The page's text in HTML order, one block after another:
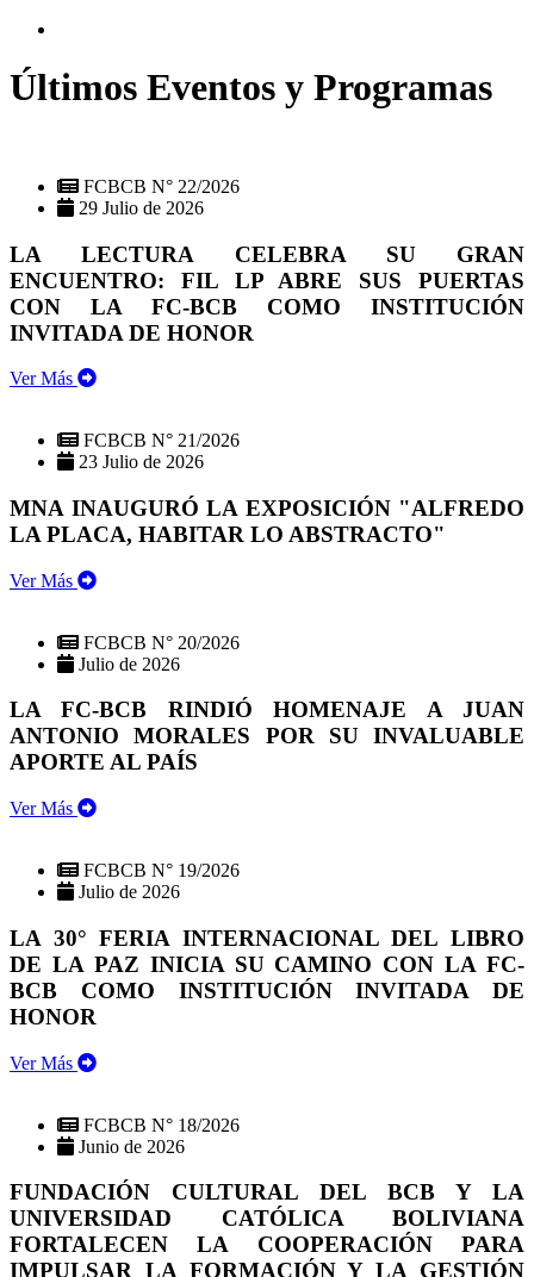
Últimos Eventos y Programas
FCBCB N° 22/2026
29 Julio de 2026
LA LECTURA CELEBRA SU GRAN
ENCUENTRO: FIL LP ABRE SUS PUERTAS
CON LA FC-BCB COMO INSTITUCIÓN
INVITADA DE HONOR
Ver Más
FCBCB N° 21/2026
23 Julio de 2026
MNA INAUGURÓ LA EXPOSICIÓN "ALFREDO
LA PLACA, HABITAR LO ABSTRACTO"
Ver Más
FCBCB N° 20/2026
Julio de 2026
LA FC-BCB RINDIÓ HOMENAJE A JUAN
ANTONIO MORALES POR SU INVALUABLE
APORTE AL PAÍS
Ver Más
FCBCB N° 19/2026
Julio de 2026
LA 30° FERIA INTERNACIONAL DEL LIBRO
DE LA PAZ INICIA SU CAMINO CON LA FC-
BCB COMO INSTITUCIÓN INVITADA DE
HONOR
Ver Más
FCBCB N° 18/2026
Junio de 2026
FUNDACIÓN CULTURAL DEL BCB Y LA
UNIVERSIDAD CATÓLICA BOLIVIANA
FORTALECEN LA COOPERACIÓN PARA
IMPULSAR LA FORMACIÓN Y LA GESTIÓN